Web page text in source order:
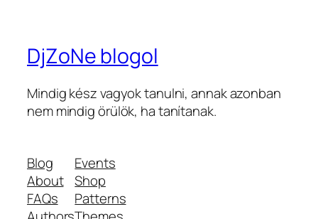
DjZoNe blogol
Mindig kész vagyok tanulni, annak azonban
nem mindig örülök, ha tanítanak.
Blog
About
FAQs
Events
Shop
Patterns